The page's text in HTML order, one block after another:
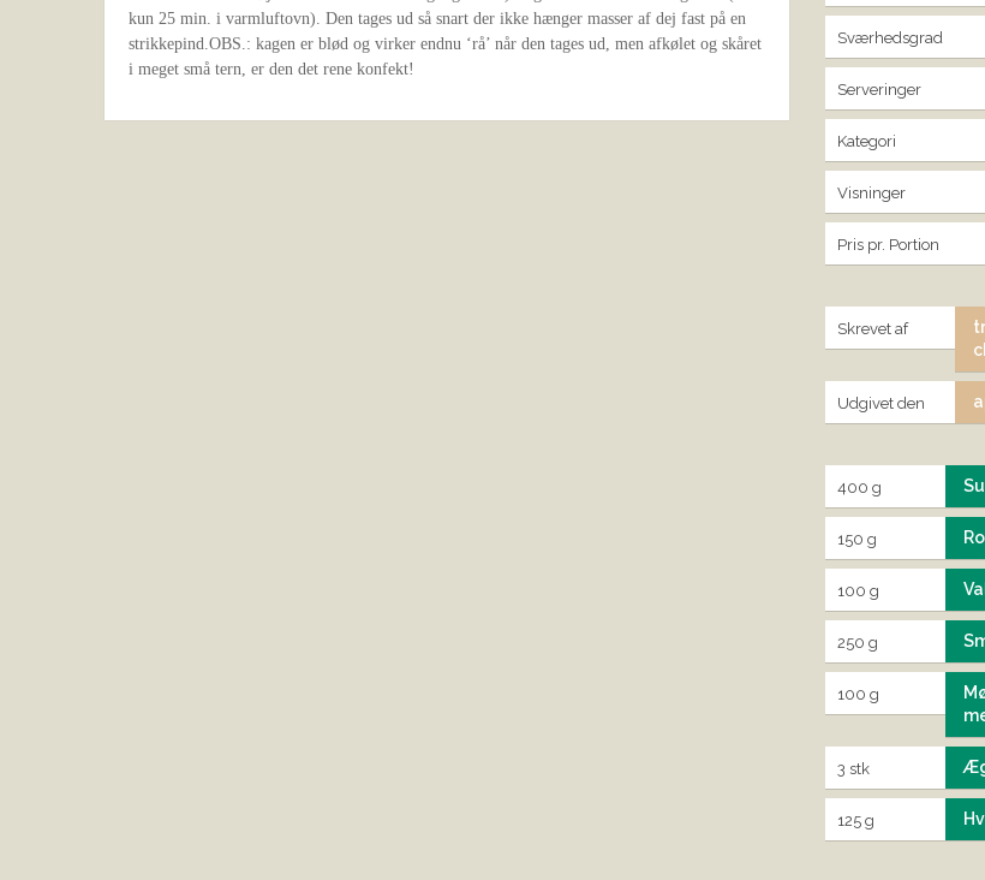
Sværhedsgrad
Serveringer
Kategori
Visninger
Pris pr. Portion
Skrevet af
Udgivet den
400 g
150 g
100 g
250 g
100 g
3 stk
125 g
kun 25 min. i varmluftovn). Den tages ud så snart der ikke hænger masser af dej fast på en
strikkepind.OBS.: kagen er blød og virker endnu ‘rå’ når den tages ud, men afkølet og skåret
i meget små tern, er den det rene konfekt!